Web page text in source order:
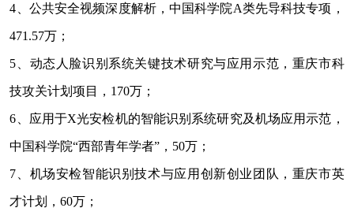
4 、公共安全视频深度解析，中国科学院A类先导科技专项，
471.57万；
5 、动态人脸识别系统关键技术研究与应用示范，重庆市科
技攻关计划项目，170万；
6 、应用于X光安检机的智能识别系统研究及机场应用示范，
中国科学院“西部青年学者”，50万；
7 、机场安检智能识别技术与应用创新创业团队，重庆市英
才计划，60万；